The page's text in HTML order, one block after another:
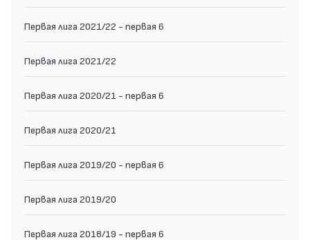
Первая лига 2021/22 - первая 6
Первая лига 2021/22
Первая лига 2020/21 - первая 6
Первая лига 2020/21
Первая лига 2019/20 - первая 6
Первая лига 2019/20
Первая лига 2018/19 - первая 6